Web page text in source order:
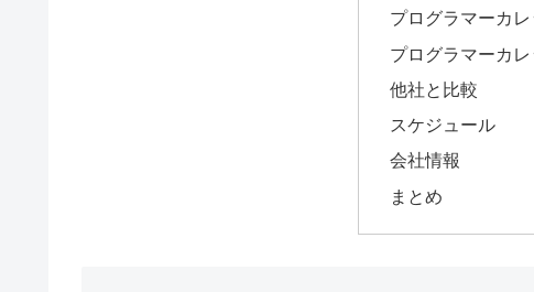
プログラマーカ
プログラマーカ
他社と比較
スケジュール
会社情報
まとめ